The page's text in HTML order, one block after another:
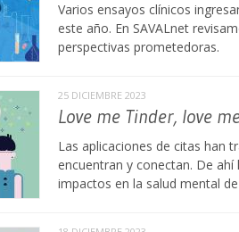
Varios ensayos clínicos
este año. En SAVALnet
perspectivas prometedoras.
25 DICIEMBRE 2023
Love me Tinder, love
Las aplicaciones de citas han
encuentran y conectan. De
impactos en la salud mental